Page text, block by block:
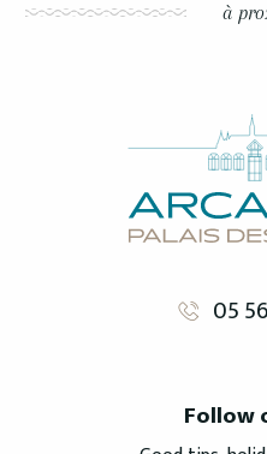
à
05
Follow